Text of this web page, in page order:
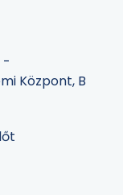
-
Központ, B